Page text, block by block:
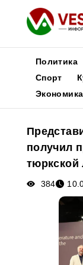
Новости
Медиа
Афиша
Политика
Спорт
Экономика
получил
тюркской
384